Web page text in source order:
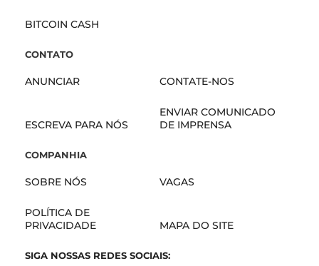
BITCOIN CASH
CONTATO
ANUNCIAR CONTATE-NOS
ESCREVA PARA NÓS
ENVIAR COMUNICADO
DE IMPRENSA
COMPANHIA
SOBRE NÓS VAGAS
POLÍTICA DE
PRIVACIDADE
MAPA DO SITE
SIGA NOSSAS REDES SOCIAIS: